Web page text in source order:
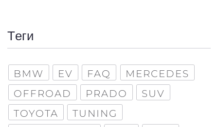
Теги
BMW EV FAQ
MERCEDES
OFFROAD
PRADO
SUV
TOYOTA
TUNING